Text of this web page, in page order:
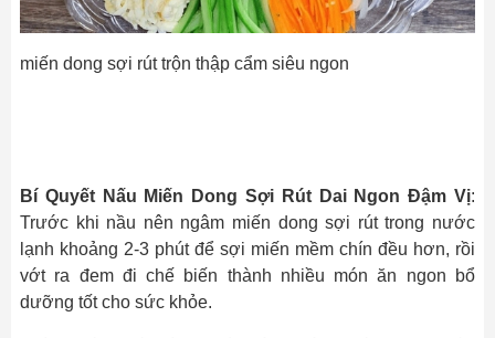
miến dong sợi rút trộn thập cẩm siêu ngon
Bí Quyết Nấu Miến Dong Sợi Rút Dai Ngon Đậm Vị:
Trước khi nầu nên ngâm miến dong sợi rút trong nước
lạnh khoảng 2-3 phút để sợi miến mềm chín đều hơn, rồi
vớt ra đem đi chế biến thành nhiều món ăn ngon bổ
dưỡng tốt cho sức khỏe.